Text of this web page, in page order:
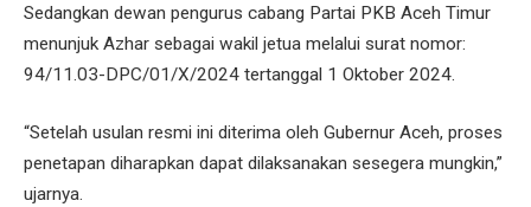
Sedangkan dewan pengurus cabang Partai PKB Aceh Timur
menunjuk Azhar sebagai wakil jetua melalui surat nomor:
94/11.03-DPC/01/X/2024 tertanggal 1 Oktober 2024.
“Setelah usulan resmi ini diterima oleh Gubernur Aceh, proses
penetapan diharapkan dapat dilaksanakan sesegera mungkin,”
ujarnya.